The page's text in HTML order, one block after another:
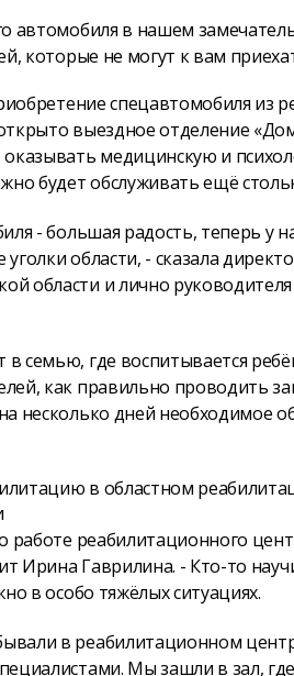
в нашем
которые не могут к вам
спецавтомобиля из
выездное отделение
медицинскую и
будет обслуживать ещё
- большая радость, теперь у
области, - сказала
области и лично
семью, где воспитывается
как правильно проводить
несколько дней необходимое
в областном
работе реабилитационного
Ирина Гаврилина. - Кто-то
в особо тяжёлых ситуациях.
в реабилитационном
Мы зашли в зал,